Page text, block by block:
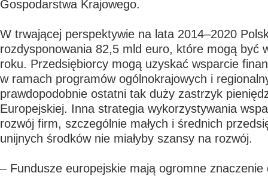
Gospodarstwa Krajowego.
W trwającej perspektywie na lata 2014–2020
rozdysponowania 82,5 mld euro, które mogą być
roku. Przedsiębiorcy mogą uzyskać wsparcie
w ramach programów ogólnokrajowych i
prawdopodobnie ostatni tak duży zastrzyk
Europejskiej. Inna strategia wykorzystywania
rozwój firm, szczególnie małych i średnich
unijnych środków nie miałyby szansy na rozwój.
– Fundusze europejskie mają ogromne znaczenie